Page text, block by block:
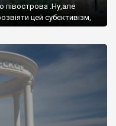
півострова .Ну,але
цей субєктивізм,